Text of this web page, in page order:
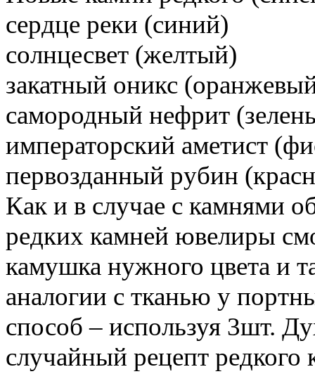
сердце реки (синий)
солнцесвет (желтый)
закатный оникс
самородный нефрит
императорский аметист
первозданный рубин
Как и в случае с камнями
редких камней ювелиры
камушка нужного цвета и
аналогии с тканью у
способ – используя 3шт.
случайный рецепт